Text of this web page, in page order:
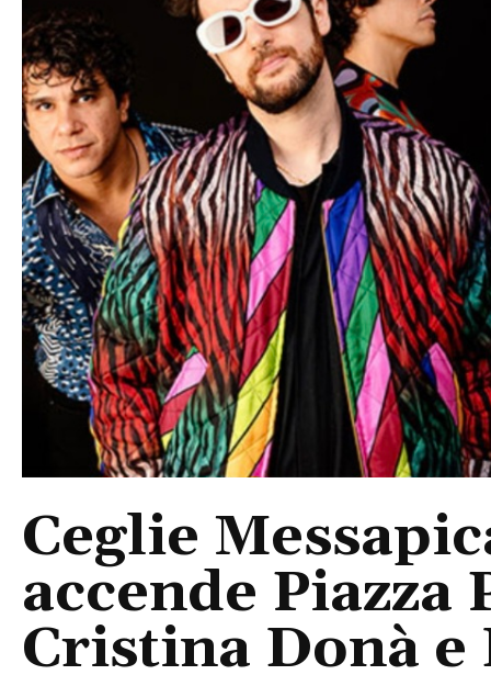
Ceglie
accende
Cristina Donà